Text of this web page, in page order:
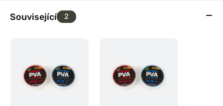
Související 2